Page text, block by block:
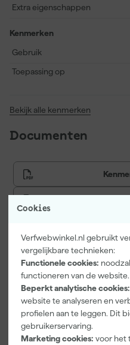
Cookies
Verfwebwinkel.nl gebruikt
vergelijkbare technieken:
Functionele cookies:
functioneren van de website.
Beperkt analytische cookies:
website te analyseren en
profielen aan te leggen. Dit
gebruikerservaring.
Marketing cookies: voor het
afwerkingen en zorgt voor een
ondergronden voor in de kleur
Extra eigenschappen
Kenmerken
Gebruik
Toepassing op
Bekijk alle kenmerken
Documenten
Vaak gekocht met
Onze Top